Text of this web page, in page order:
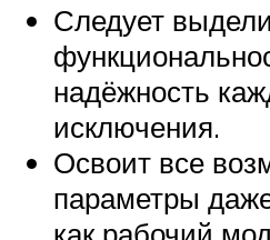
Следует
надёжность
исключения.
Освоит все
параметры